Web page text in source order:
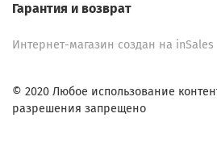
Гарантия и возврат
Интернет-магазин создан на inSales
© 2020 Любое использование
разрешения запрещено